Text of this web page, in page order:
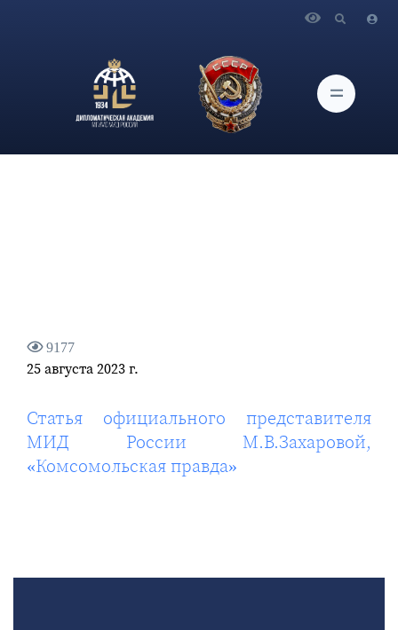
М.В.Захаровой, «Комсомольская правда»
9177
25 августа 2023 г.
Статья официального представителя
МИД России М.В.Захаровой,
«Комсомольская правда»